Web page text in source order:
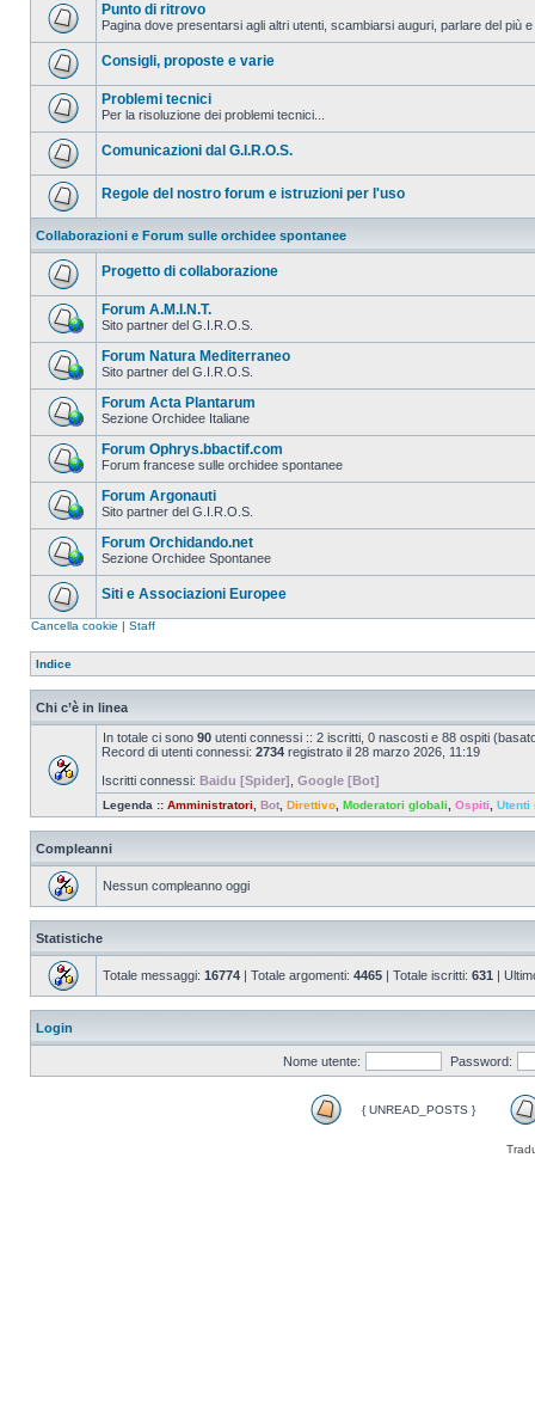
Punto di ritrovo
Pagina dove presentarsi agli altri utenti, scambiarsi auguri, parlare del più
Consigli, proposte e varie
Problemi tecnici
Per la risoluzione dei problemi tecnici...
Comunicazioni dal G.I.R.O.S.
Regole del nostro forum e istruzioni per l'uso
Collaborazioni e Forum sulle orchidee spontanee
Progetto di collaborazione
Forum A.M.I.N.T.
Sito partner del G.I.R.O.S.
Forum Natura Mediterraneo
Sito partner del G.I.R.O.S.
Forum Acta Plantarum
Sezione Orchidee Italiane
Forum Ophrys.bbactif.com
Forum francese sulle orchidee spontanee
Forum Argonauti
Sito partner del G.I.R.O.S.
Forum Orchidando.net
Sezione Orchidee Spontanee
Siti e Associazioni Europee
Cancella cookie | Staff
Indice
Chi c’è in linea
In totale ci sono 90 utenti connessi :: 2 iscritti, 0 nascosti e 88 ospiti
Record di utenti connessi: 2734 registrato il 28 marzo 2026, 11:19
Iscritti connessi: Baidu [Spider] Google [Bot]
Legenda :: Amministratori Bot Direttivo Moderatori globali Ospiti Utenti
Compleanni
Nessun compleanno oggi
Statistiche
Totale messaggi: 16774 | Totale argomenti: 4465 | Totale iscritti: 631 |
Login
Nome utente: Password:
{ UNREAD_POSTS }